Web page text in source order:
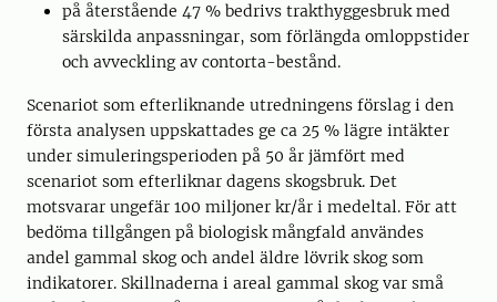
på återstående 47 % bedrivs trakthyggesbruk med
särskilda anpassningar, som förlängda omloppstider
och avveckling av contorta-bestånd.
Scenariot som efterliknande utredningens förslag i den
första analysen uppskattades ge ca 25 % lägre intäkter
under simuleringsperioden på 50 år jämfört med
scenariot som efterliknar dagens skogsbruk. Det
motsvarar ungefär 100 miljoner kr/år i medeltal. För att
bedöma tillgången på biologisk mångfald användes
andel gammal skog och andel äldre lövrik skog som
indikatorer. Skillnaderna i areal gammal skog var små